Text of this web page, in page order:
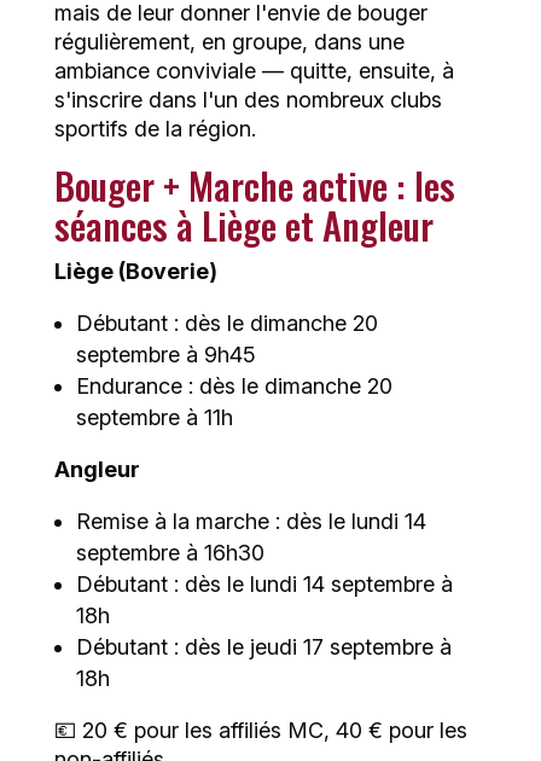
mais de leur donner l'envie de bouger
régulièrement, en groupe, dans une
ambiance conviviale — quitte, ensuite, à
s'inscrire dans l'un des nombreux clubs
sportifs de la région.
Bouger + Marche active : les
séances à Liège et Angleur
Liège (Boverie)
Débutant : dès le dimanche 20
septembre à 9h45
Endurance : dès le dimanche 20
septembre à 11h
Angleur
Remise à la marche : dès le lundi 14
septembre à 16h30
Débutant : dès le lundi 14 septembre à
18h
Débutant : dès le jeudi 17 septembre à
18h
💶 20 € pour les affiliés MC, 40 € pour les